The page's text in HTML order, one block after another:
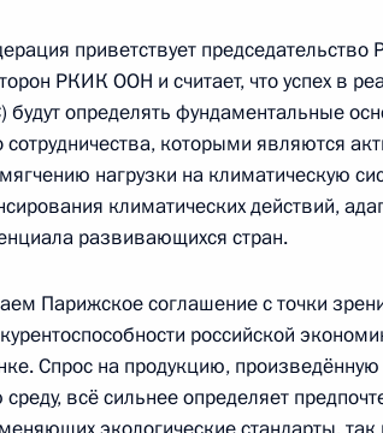
управлению
18:00 Москва
года, пятница
18:00 Москва
приветствует
РКИК ООН и считает, что успех в
будут определять фундаментальные
сотрудничества, которыми являются
нагрузки на климатическую
климатических действий,
развивающихся стран.
Парижское соглашение с точки
российской
Спрос на продукцию,
всё сильнее определяет